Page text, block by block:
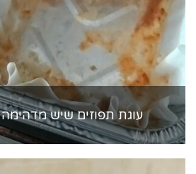
עוגת תפוזים שיש